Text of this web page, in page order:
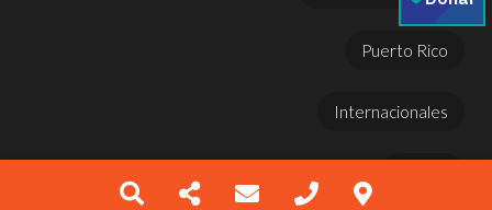
Puerto Rico
Internacionales